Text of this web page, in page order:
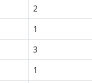
2
1
3
1